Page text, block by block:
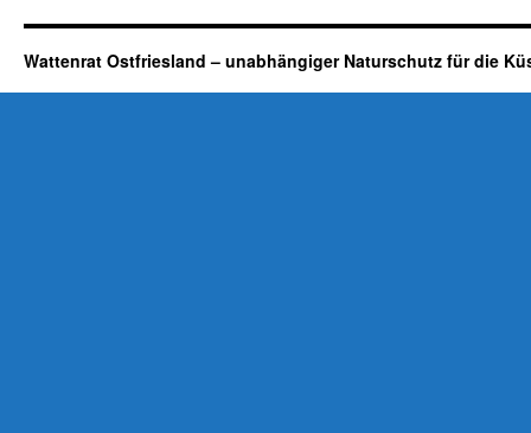
Wattenrat Ostfriesland – unabhängiger Naturschutz für die